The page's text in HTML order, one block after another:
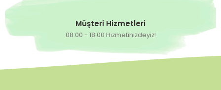
Müşteri Hizmetleri
08:00 - 18:00 Hizmetinizdeyiz!